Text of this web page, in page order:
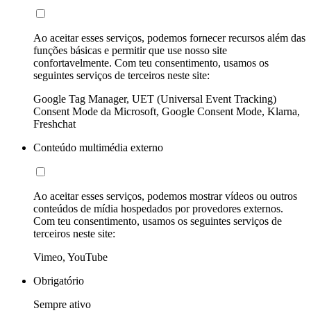
Ao aceitar esses serviços, podemos fornecer recursos além das
funções básicas e permitir que use nosso site
confortavelmente. Com teu consentimento, usamos os
seguintes serviços de terceiros neste site:
Google Tag Manager, UET (Universal Event Tracking)
Consent Mode da Microsoft, Google Consent Mode, Klarna,
Freshchat
Conteúdo multimédia externo
Ao aceitar esses serviços, podemos mostrar vídeos ou outros
conteúdos de mídia hospedados por provedores externos.
Com teu consentimento, usamos os seguintes serviços de
terceiros neste site:
Vimeo, YouTube
Obrigatório
Sempre ativo